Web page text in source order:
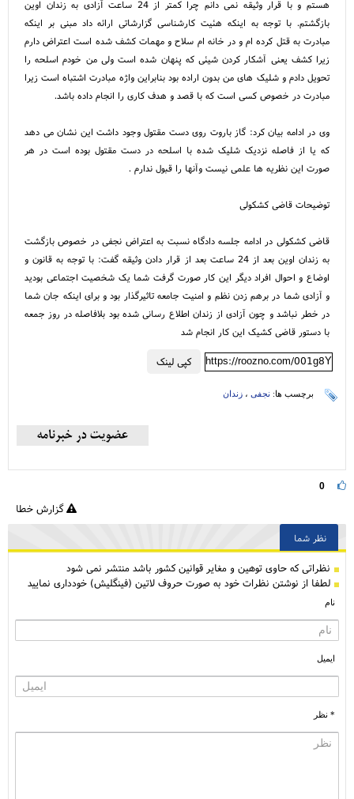
هستم و با قرار وثیقه نمی دانم چرا کمتر از 24 ساعت آزادی به زندان اوین
بازگشتم. با توجه به اینکه هئیت کارشناسی گزارشاتی ارائه داد مبنی بر اینکه
مبادرت به قتل کرده ام و در خانه ام سلاح و مهمات کشف شده است اعتراض دارم
زیرا کشف یعنی آشکار کردن شیئی که پنهان شده است ولی من خودم اسلحه را
تحویل دادم و شلیک های من بدون اراده بود بنابراین واژه مبادرت اشتباه است زیرا
مبادرت در خصوص کسی است که با قصد و هدف کاری را انجام داده باشد.
وی در ادامه بیان کرد: گاز باروت روی دست مقتول وجود داشت این نشان می دهد
که یا از فاصله نزدیک شلیک شده با اسلحه در دست مقتول بوده است در هر
صورت این نظریه ها علمی نیست وآنها را قبول ندارم .
توضیحات قاضی کشکولی
قاضی کشکولی در ادامه جلسه دادگاه نسبت به اعتراض نجفی در خصوص بازگشت
به زندان اوین بعد از 24 ساعت بعد از قرار دادن وثیقه گفت: با توجه به قانون و
اوضاع و احوال افراد دیگر این کار صورت گرفت شما یک شخصیت اجتماعی بودید
و آزادی شما در برهم زدن نظم و امنیت جامعه تاثیرگذار بود و برای اینکه جان شما
در خطر نباشد و چون آزادی از زندان اطلاع رسانی شده بود بلافاصله در روز جمعه
با دستور قاضی کشیک این کار انجام شد
کپی لینک https://roozno.com/001g8Y
برچسب ها: نجفی ، زندان
0
گزارش خطا
نظر شما
نظراتی كه حاوی توهین و مغایر قوانین کشور باشد منتشر نمی شود
لطفا از نوشتن نظرات خود به صورت حروف لاتین (فینگلیش) خودداری نمایید
نام
ایمیل
* نظر